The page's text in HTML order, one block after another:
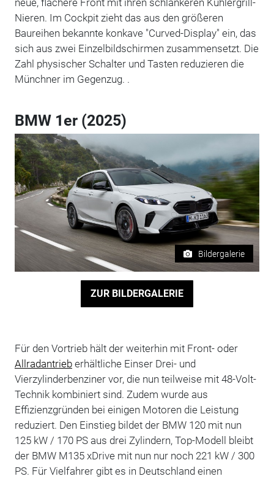
Nieren. Im Cockpit zieht das aus den größeren
Baureihen bekannte konkave "Curved-Display" ein, das
sich aus zwei Einzelbildschirmen zusammensetzt. Die
Zahl physischer Schalter und Tasten reduzieren die
Münchner im Gegenzug. .
BMW 1er (2025)
Bildergalerie
ZUR BILDERGALERIE
Für den Vortrieb hält der weiterhin mit Front- oder
Allradantrieberhältliche Einser Drei- und
Vierzylinderbenziner vor, die nun teilweise mit 48-Volt-
Technik kombiniert sind. Zudem wurde aus
Effizienzgründen bei einigen Motoren die Leistung
reduziert. Den Einstieg bildet der BMW 120 mit nun
125 kW / 170 PS aus drei Zylindern, Top-Modell bleibt
der BMW M135 xDrive mit nun nur noch 221 kW / 300
PS. Für Vielfahrer gibt es in Deutschland einen